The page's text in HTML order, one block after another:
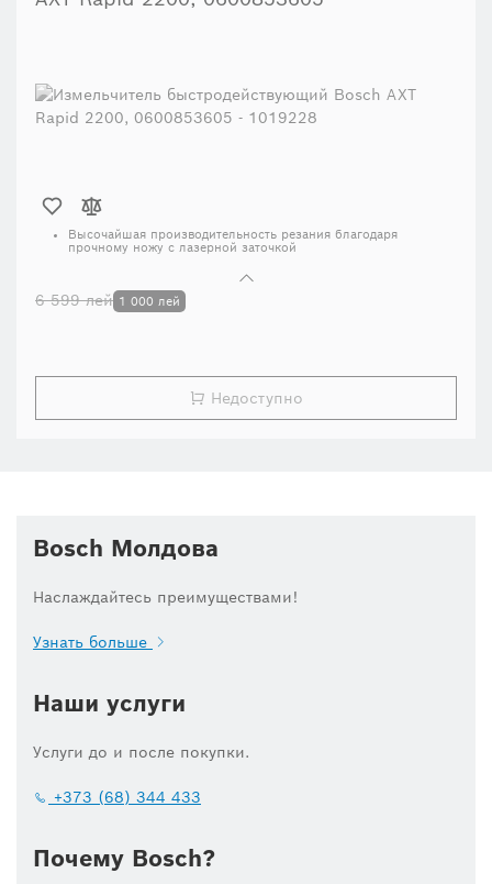
Высочайшая производительность резания благодаря
прочному ножу с лазерной заточкой
Непрерывное сложное измельчение с функцией контроля
Поворотный нож для производительного и эффективного
6 599 лей 1 000 лей
Недоступно
Bosch Молдова
Наслаждайтесь преимуществами!
Узнать больше
Наши услуги
Услуги до и после покупки.
+373 (68) 344 433
Почему Bosch?